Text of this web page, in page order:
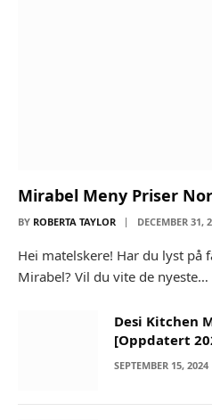
Mirabel Meny Priser
BY ROBERTA TAYLOR DECEMBER 31,
Hei matelskere! Har du lyst på
Mirabel? Vil du vite de nyeste…
Desi Kitchen
[Oppdatert
SEPTEMBER 15, 2024